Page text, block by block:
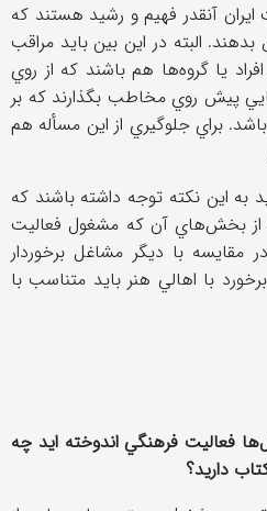
آنقدر فهيم و رشيد هستند كه
البته در اين بين بايد مراقب
یا گروه‌ها هم باشند كه از روي
پيش روي مخاطب بگذارند كه بر
براي جلوگيري از اين مسأله هم
اين نكته توجه داشته باشند كه
از بخش‌هاي آن كه مشغول فعاليت
با ديگر مشاغل برخوردار
با اهالي هنر بايد متناسب با
فعاليت فرهنگي اندوخته ايد چه
داريد؟